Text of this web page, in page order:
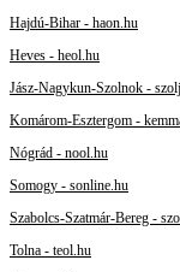
Hajdú-Bihar - haon.hu
Heves - heol.hu
Jász-Nagykun-Szolnok -
Komárom-Esztergom -
Nógrád - nool.hu
Somogy - sonline.hu
Szabolcs-Szatmár-Bereg -
Tolna - teol.hu